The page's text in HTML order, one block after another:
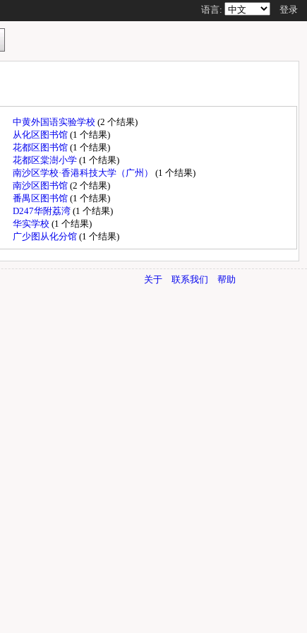
语言: 登录
中黄外国语实验学校(2 个结果)
从化区图书馆(1 个结果)
花都区图书馆(1 个结果)
花都区棠澍小学(1 个结果)
南沙区学校·香港科技大学（广州）(1 个结果)
南沙区图书馆(2 个结果)
番禺区图书馆(1 个结果)
D247华附荔湾(1 个结果)
华实学校(1 个结果)
广少图从化分馆(1 个结果)
关于 联系我们 帮助